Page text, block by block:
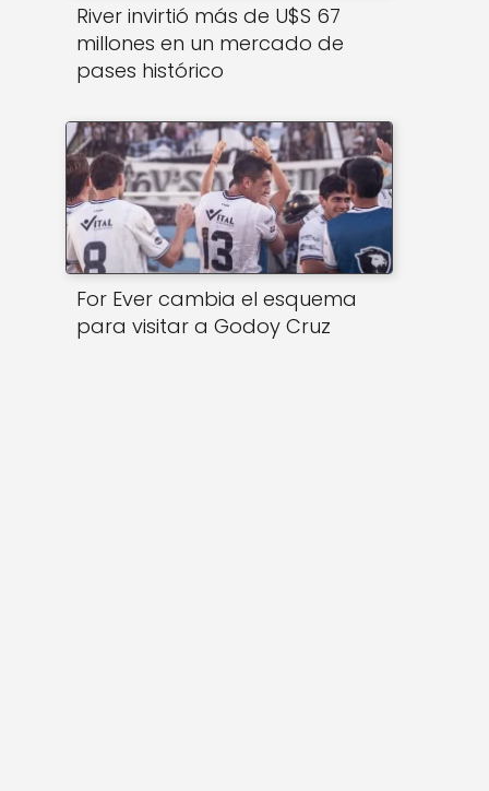
River invirtió más de U$S 67
millones en un mercado de
pases histórico
For Ever cambia el esquema
para visitar a Godoy Cruz